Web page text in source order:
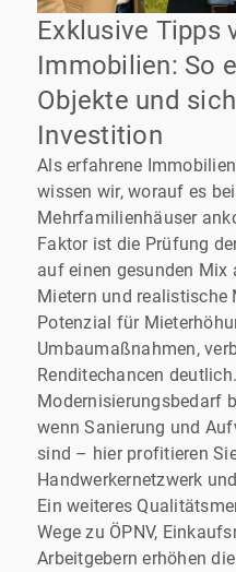
Exklusive Tipps
Immobilien: So
Objekte und
Investition
Als erfahrene
wissen wir, worauf es
Mehrfamilienhäuser
Faktor ist die Prüfung
auf einen gesunden Mix
Mietern und realistische
Potenzial für
Umbaumaßnahmen,
Renditechancen
Modernisierungsbedarf
wenn Sanierung und
sind – hier profitieren
Handwerkernetzwerk
Ein weiteres
Wege zu ÖPNV,
Arbeitgebern erhöhen